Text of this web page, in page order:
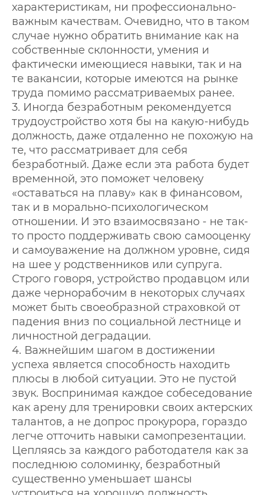
характеристикам, ни профессионально-
важным качествам. Очевидно, что в таком
случае нужно обратить внимание как на
собственные склонности, умения и
фактически имеющиеся навыки, так и на
те вакансии, которые имеются на рынке
труда помимо рассматриваемых ранее.
3. Иногда безработным рекомендуется
трудоустройство хотя бы на какую-нибудь
должность, даже отдаленно не похожую на
те, что рассматривает для себя
безработный. Даже если эта работа будет
временной, это поможет человеку
«оставаться на плаву» как в финансовом,
так и в морально-психологическом
отношении. И это взаимосвязано - не так-
то просто поддерживать свою самооценку
и самоуважение на должном уровне, сидя
на шее у родственников или супруга.
Строго говоря, устройство продавцом или
даже чернорабочим в некоторых случаях
может быть своеобразной страховкой от
падения вниз по социальной лестнице и
личностной деградации.
4. Важнейшим шагом в достижении
успеха является способность находить
плюсы в любой ситуации. Это не пустой
звук. Воспринимая каждое собеседование
как арену для тренировки своих актерских
талантов, а не допрос прокурора, гораздо
легче отточить навыки самопрезентации.
Цепляясь за каждого работодателя как за
последнюю соломинку, безработный
существенно уменьшает шансы